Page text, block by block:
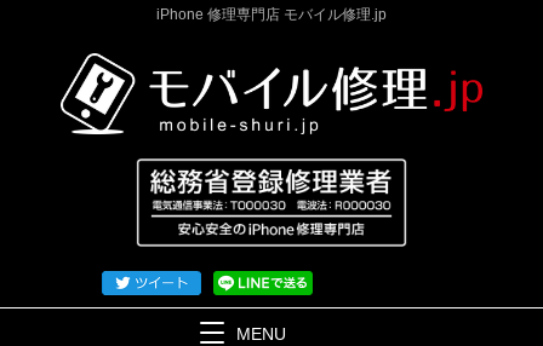
iPhone 修理専門店 モバイル修理.jp
MENU